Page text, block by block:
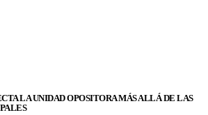
LA UNIDAD OPOSITORA MÁS ALLÁ DE LAS